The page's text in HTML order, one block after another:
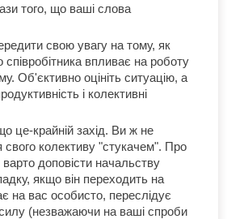
того, що ваші слова
свою увагу на тому, як
співробітника впливає на роботу
Об'єктивно оцініть ситуацію, а
і колективні
це-крайній захід. Ви ж не
свого колективу "стукачем". Про
варто доповісти начальству
якщо він переходить на
на вас особисто, переслідує
(незважаючи на ваші спроби